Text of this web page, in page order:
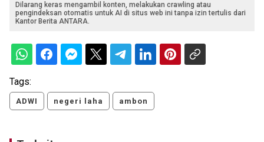
Dilarang keras mengambil konten, melakukan crawling atau
pengindeksan otomatis untuk AI di situs web ini tanpa izin tertulis dari
Kantor Berita ANTARA.
Tags:
ADWI negeri laha ambon